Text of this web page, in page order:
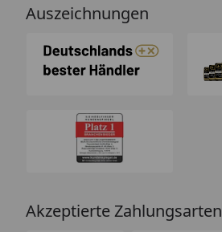
Auszeichnungen
Akzeptierte Zahlungsarten